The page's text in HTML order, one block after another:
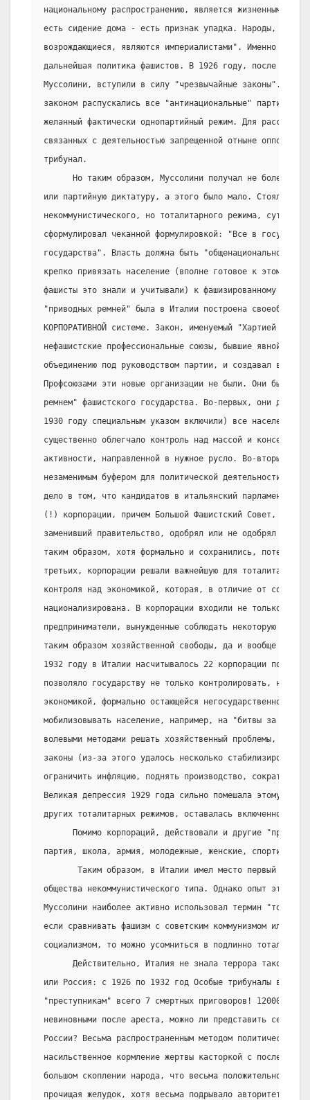
национальному распространению, является жизненным
есть сидение дома - есть признак упадка. Народы,
возрождающиеся, являются империалистами". Именно в
дальнейшая политика фашистов. В 1926 году, после
Муссолини, вступили в силу "чрезвычайные законы".
законом распускались все "антинациональные" партии, то
желанный фактически однопартийный режим. Для
связанных с деятельностью запрещенной отныне
трибунал.
Но таким образом, Муссолини получал не более,
или партийную диктатуру, а этого было мало. Стояла
некоммунистического, но тоталитарного режима, суть
сформулировал чеканной формулировкой: "Все в
государства". Власть должна быть "общенациональной", а
крепко привязать население (вполне готовое к этому в
фашисты это знали и учитывали) к фашизированному
"приводных ремней" была в Италии построена
КОРПОРАТИВНОЙ системе. Закон, именуемый "Хартией
нефашистские профессиональные союзы, бывшие явной
объединению под руководством партии, и создавал
Профсоюзами эти новые организации не были. Они были
ремнем" фашистского государства. Во-первых, они
1930 году специальным указом включили) все население
существенно облегчало контроль над массой и
активности, направленной в нужное русло. Во-вторых,
незаменимым буфером для политической деятельности все
дело в том, что кандидатов в итальянский парламент
(!) корпорации, причем Большой Фашистский Совет,
заменивший правительство, одобрял или не одобрял эти
таким образом, хотя формально и сохранились, потеряли
третьих, корпорации решали важнейшую для тоталитарного
контроля над экономикой, которая, в отличие от
национализирована. В корпорации входили не только
предприниматели, вынужденные соблюдать некоторую
таким образом хозяйственной свободы, да и вообще все
1932 году в Италии насчитывалось 22 корпорации по
позволяло государству не только контролировать, но и
экономикой, формально остающейся негосударственной,
мобилизовывать население, например, на "битвы за
волевыми методами решать хозяйственный проблемы,
законы (из-за этого удалось несколько стабилизировать
ограничить инфляцию, поднять производство, сократить
Великая депрессия 1929 года сильно помешала этому -
других тоталитарных режимов, оставалась включенной в
Помимо корпораций, действовали и другие
партия, школа, армия, молодежные, женские, спортивные
Таким образом, в Италии имел место первый опыт
общества некоммунистического типа. Однако опыт этот
Муссолини наиболее активно использовал термин
если сравнивать фашизм с советским коммунизмом или
социализмом, то можно усомниться в подлинно
Действительно, Италия не знала террора такого
или Россия: с 1926 по 1932 год Особые трибуналы
"преступникам" всего 7 смертных приговоров! 12000
невиновными после ареста, можно ли представить себе
России? Весьма распространенным методом политических
насильственное кормление жертвы касторкой с
большом скоплении народа, что весьма положительно
прочищая желудок, хотя весьма подрывало авторитет